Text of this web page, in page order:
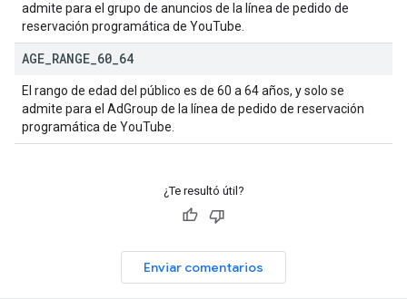
admite para el grupo de anuncios de la línea de pedido de
reservación programática de YouTube.
AGE RANGE 60 64
El rango de edad del público es de 60 a 64 años, y solo se
admite para el AdGroup de la línea de pedido de reservación
programática de YouTube.
¿Te resultó útil?
Enviar comentarios